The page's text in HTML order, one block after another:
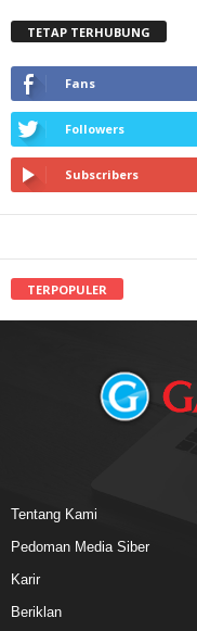
TETAP TERHUBUNG
Fans
Followers
Subscribers
TERPOPULER
Tentang Kami
Pedoman Media Siber
Karir
Beriklan